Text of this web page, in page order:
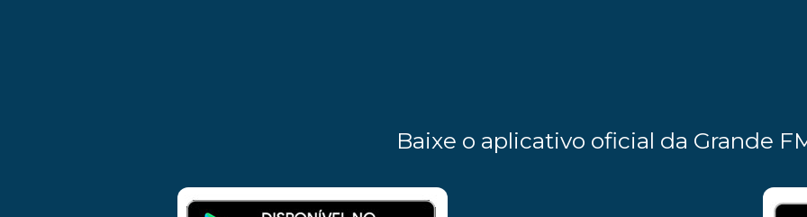
Baixe o aplicativo oficial da Grande